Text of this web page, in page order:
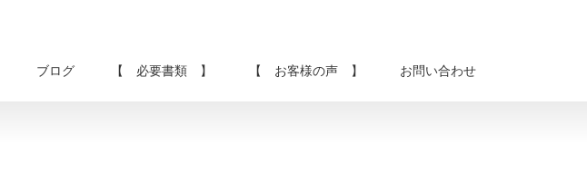
ブログ 【 必要書類 】 【 お客様の声 】 お問い合わせ